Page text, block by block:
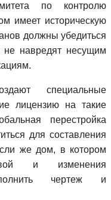
по контролю
имеет историческую
должны убедиться
навредят несущим
специальные
лицензию на такие
перестройка
для составления
же дом, в котором
и изменения
чертеж и